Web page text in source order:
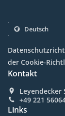
der Cookie-
Kontakt
Leyendecker
+49 221
Links